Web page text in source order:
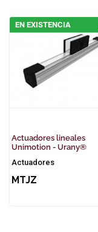
EN EXISTENCIA
Actuadores lineales
Unimotion - Urany®
Actuadores
MTJZ